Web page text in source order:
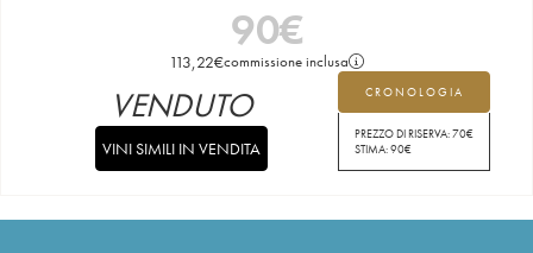
90€
113,22€commissione inclusa
CRONOLOGIA
PREZZO DI RISERVA:70€
STIMA:90€
VENDUTO
VINI SIMILI IN VENDITA